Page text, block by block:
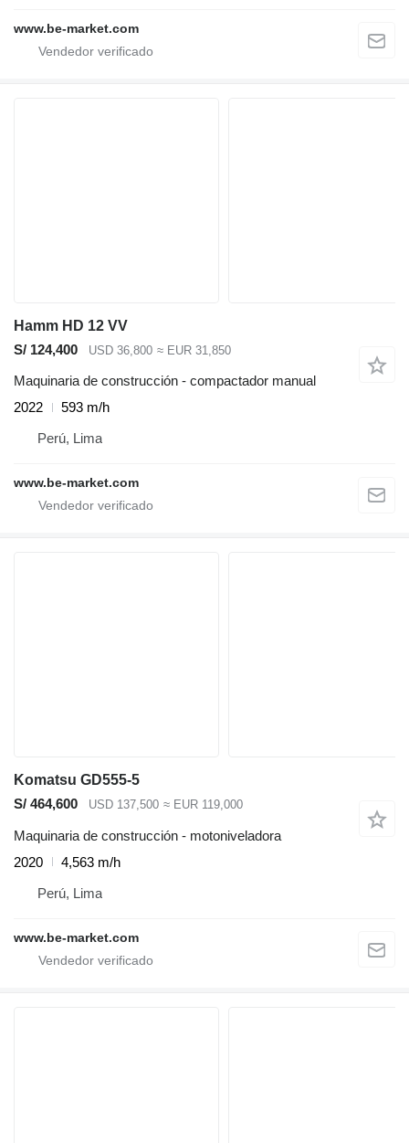
www.be-market.com
Hamm HD 12 VV
S/ 124,400
USD 36,800 ≈ EUR 31,850
Maquinaria de construcción - compactador manual
2022
593 m/h
Perú, Lima
www.be-market.com
Komatsu GD555-5
S/ 464,600
USD 137,500 ≈ EUR 119,000
Maquinaria de construcción - motoniveladora
2020
4,563 m/h
Perú, Lima
www.be-market.com